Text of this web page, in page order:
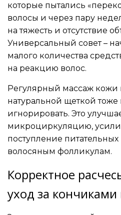
которые пытались
волосы и через пару
на тяжесть и отсутствие
Универсальный совет –
малого количества
на реакцию волос.
Регулярный массаж кожи
натуральной щеткой тоже
игнорировать. Это
микроциркуляцию,
поступление питательных
волосяным фолликулам.
Корректное
уход за